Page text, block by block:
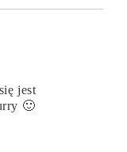
jest
🙂